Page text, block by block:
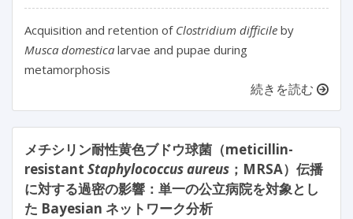
Acquisition and retention of Clostridium difficile by
Musca domestica larvae and pupae during
metamorphosis
続きを読む
メチシリン耐性黄色ブドウ球菌（meticillin-
resistant Staphylococcus aureus ；MRSA）伝播
に対する過密の影響：単一の公立病院を対象とし
た Bayesian ネットワーク分析